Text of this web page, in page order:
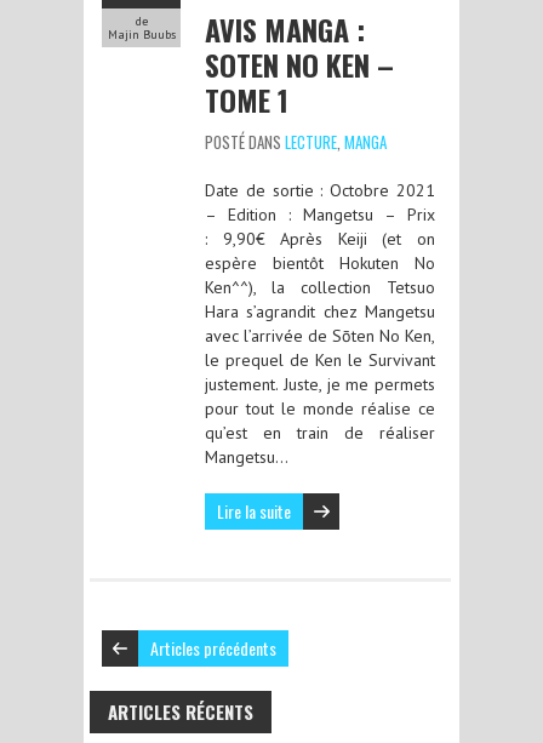
de
Majin Buubs
AVIS MANGA :
SOTEN NO KEN –
TOME 1
POSTÉ DANS LECTURE MANGA
Date de sortie : Octobre 2021
– Edition : Mangetsu – Prix
: 9,90€ Après Keiji (et on
espère bientôt Hokuten No
Ken^^), la collection Tetsuo
Hara s’agrandit chez Mangetsu
avec l’arrivée de Sōten No Ken,
le prequel de Ken le Survivant
justement. Juste, je me permets
pour tout le monde réalise ce
qu’est en train de réaliser
Mangetsu…
Lire la suite
Articles précédents
ARTICLES RÉCENTS